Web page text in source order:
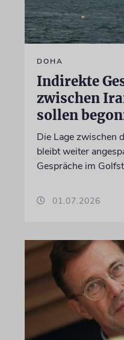
DOHA
Indirekte
zwischen
sollen
Die Lage zwischen
bleibt weiter
Gespräche im
01.07.2026